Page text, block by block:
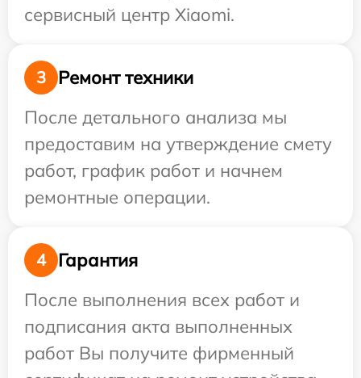
сервисный центр Xiaomi.
3
Ремонт техники
После детального анализа мы
предоставим на утверждение смету
работ, график работ и начнем
ремонтные операции.
4
Гарантия
После выполнения всех работ и
подписания акта выполненных
работ Вы получите фирменный